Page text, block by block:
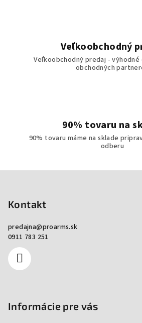
Veľkoobchodný
Veľkoobchodný predaj - výhodné
obchodných
90% tovaru na
90% tovaru máme na sklade
odberu
Kontakt
predajna@proarms.sk
0911 783 251
Informácie pre vás